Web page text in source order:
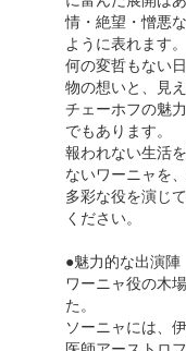
情・絶望・憎悪
ように表れます。
何の変哲もない
物の想いと、見
チェーホフの魅
でもあります。
報われない生活
ないワーニャを
多彩な役を演じ
ください。
●魅力的な出演陣
ワーニャ役の木
た。
ソーニャには、伊